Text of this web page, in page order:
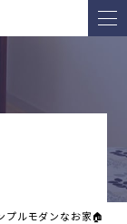
プルモダンなお家🏠